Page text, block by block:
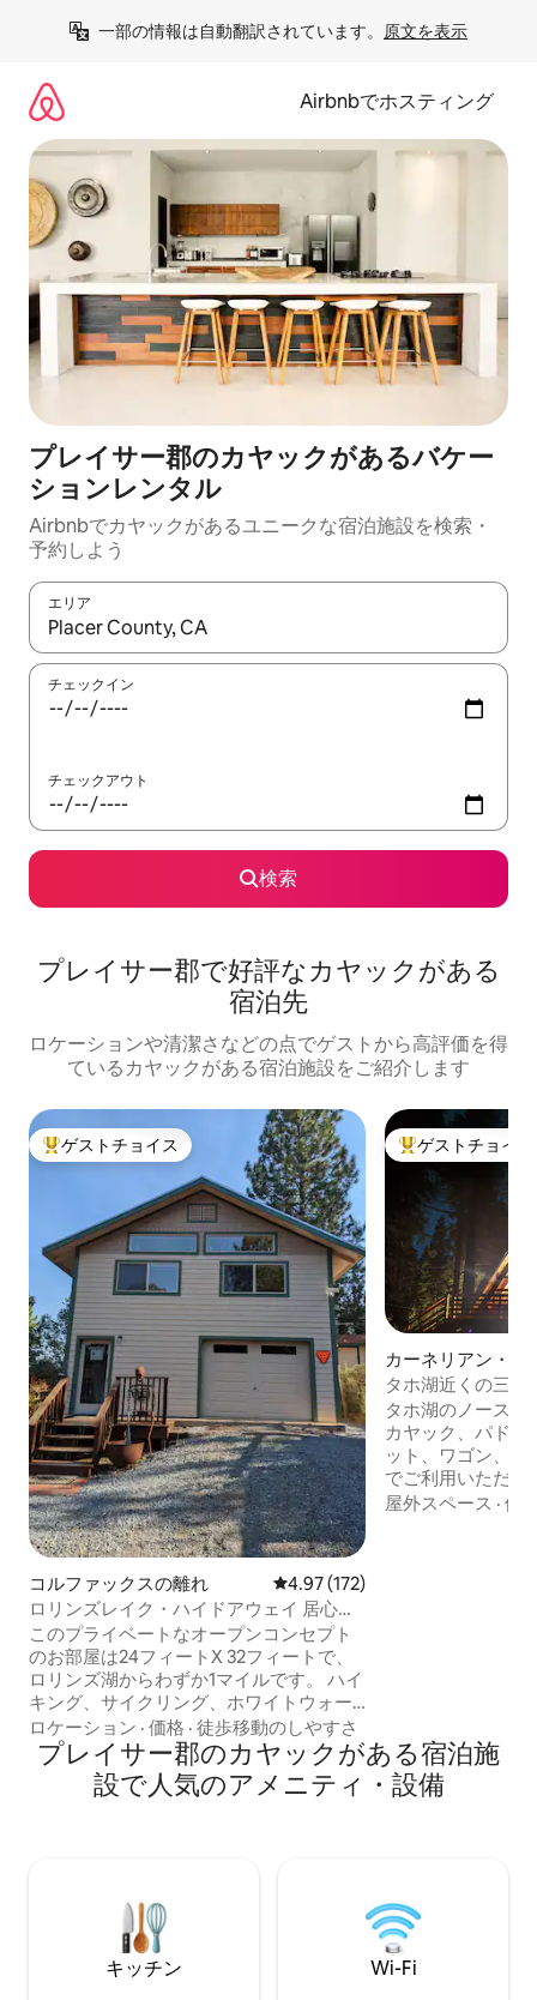
一部の情報は自動翻訳されています。 原文を表示
Airbnbでホスティング
プレイサー郡のカヤックがあるバケー
ションレンタル
Airbnbでカヤックがあるユニークな宿泊施設を検索・
予約しよう
エリア
検索結果が表示されたら、上下の矢印キーを使って移動するか
チェックイン
チェックアウト
検索
プレイサー郡で好評なカヤックがある
宿泊先
ロケーションや清潔さなどの点でゲストから高評価を得
ているカヤックがある宿泊施設をご紹介します
大好評のゲストチョイスです。
ゲストチョイス
コルファックスの離れ レビュー172件、5つ星中4.97つ
4.97 (172)
ロリンズレイク・ハイドアウェイ 居心地
の良いオープンコンセプト
このプライベートなオープンコンセプト
のお部屋は24フィートX 32フィートで、
ロリンズ湖からわずか1マイルです。 ハイ
キング、サイクリング、ホワイトウォー
ターリバースポーツ、スノースキーがす
べて車ですぐの場所にあります。 パティ
オでリラックスしたり、100インチのプロ
ジェクションテレビで映画を観たりして
でバーベキューをしたり、地元のフェア
を楽しんだりできます。 リラックスした
い場合でも、旅の途中で休憩したい場合
でも、清潔で快適な空間をお楽しみいた
ロケーション · 価格 · 徒歩移動のしやすさ
大好評のゲスト
ゲストチョイス
カーネリアン・ベ
ハウス
タホ湖近くの三角
タホ湖のノース
カヤック、パドル
ット、ワゴン、キ
でご利用いただけます 🏕 完全に
た3ベッドルーム
屋外スペース ·価
プレイサー郡のカヤックがある宿泊施
設で人気のアメニティ・設備
キッチン Wi-Fi